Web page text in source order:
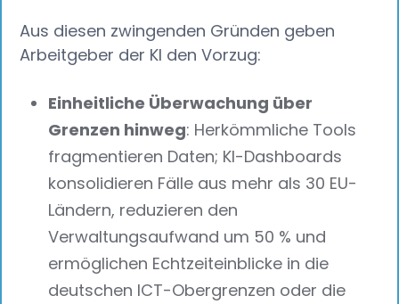
Aus diesen zwingenden Gründen geben
Arbeitgeber der KI den Vorzug:
Einheitliche Überwachung über
Grenzen hinweg: Herkömmliche Tools
fragmentieren Daten; KI-Dashboards
konsolidieren Fälle aus mehr als 30 EU-
Ländern, reduzieren den
Verwaltungsaufwand um 50 % und
ermöglichen Echtzeiteinblicke in die
deutschen ICT-Obergrenzen oder die